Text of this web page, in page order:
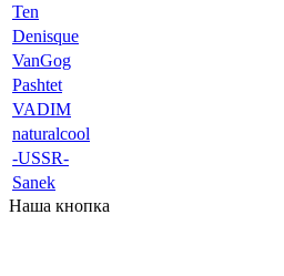
Ten
Denisque
VanGog
Pashtet
VADIM
naturalcool
-USSR-
Sanek
Наша кнопка